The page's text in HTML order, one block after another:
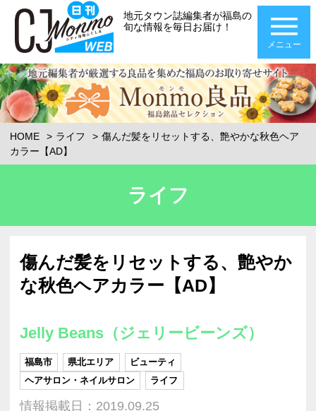
地元タウン誌編集者が福島の
旬な情報を毎日お届け！
メニュー
HOME ライフ
傷んだ髪をリセットする、艶やかな秋色ヘア
カラー【AD】
ライフ
傷んだ髪をリセットする、艶やか
な秋色ヘアカラー【AD】
Jelly Beans（ジェリービーンズ）
福島市 県北エリア
ビューティ
ヘアサロン・ネイルサロン
ライフ
情報掲載日：2019.09.25